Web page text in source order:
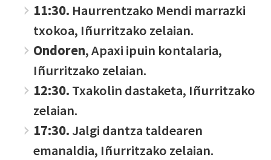
11:30. Haurrentzako Mendi marrazki
txokoa, Iñurritzako zelaian.
Ondoren, Apaxi ipuin kontalaria,
Iñurritzako zelaian.
12:30. Txakolin dastaketa, Iñurritzako
zelaian.
17:30. Jalgi dantza taldearen
emanaldia, Iñurritzako zelaian.